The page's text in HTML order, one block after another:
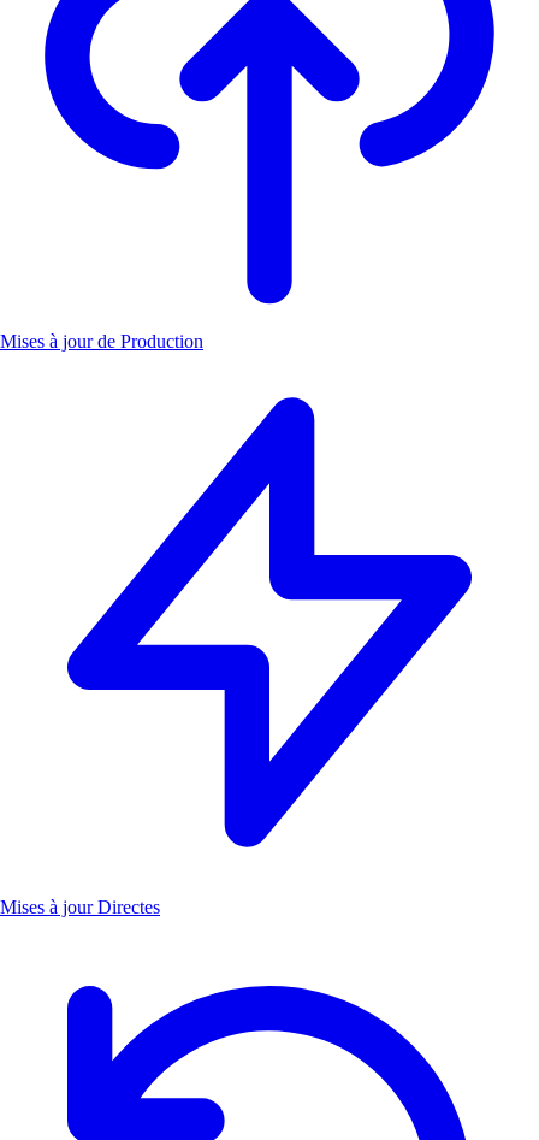
Mises à jour de Production
Mises à jour Directes